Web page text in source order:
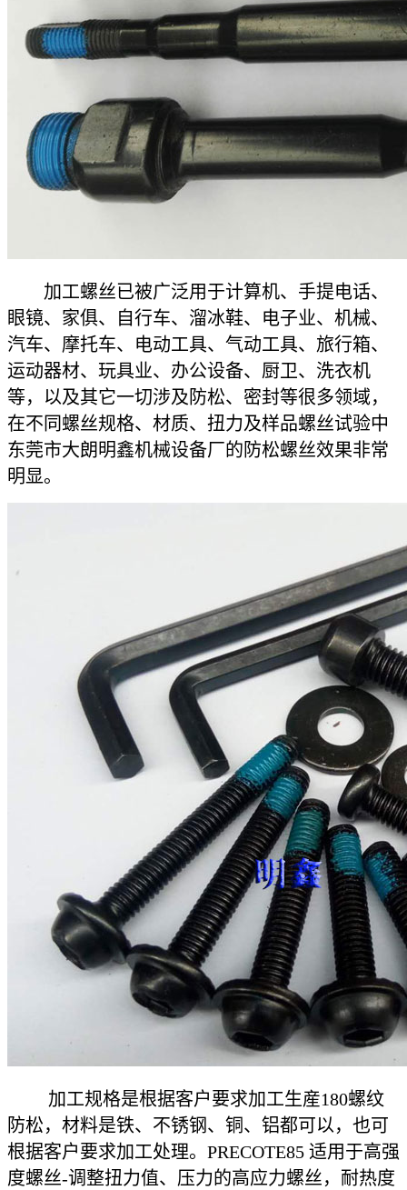
加工螺丝已被广泛用于计算机、手提电话、
眼镜、家俱、自行车、溜冰鞋、电子业、机械、
汽车、摩托车、电动工具、气动工具、旅行箱、
运动器材、玩具业、办公设备、厨卫、洗衣机
等，以及其它一切涉及防松、密封等很多领域，
在不同螺丝规格、材质、扭力及样品螺丝试验中
东莞市大朗明鑫机械设备厂的防松螺丝效果非常
明显。
加工规格是根据客户要求加工生産180螺纹
防松，材料是铁、不锈钢、铜、铝都可以，也可
根据客户要求加工处理。PRECOTE85 适用于高强
度螺丝-调整扭力值、压力的高应力螺丝，耐热度